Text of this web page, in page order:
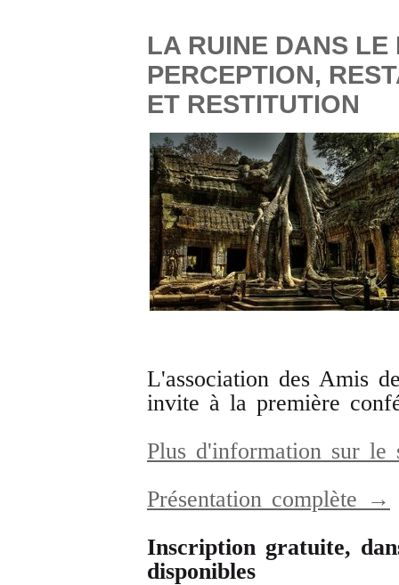
LA RUINE DANS
PERCEPTION,
ET RESTITUTION
L'association des Amis
invite à la première
Plus d'information sur
Présentation complète →
Inscription gratuite,
disponibles